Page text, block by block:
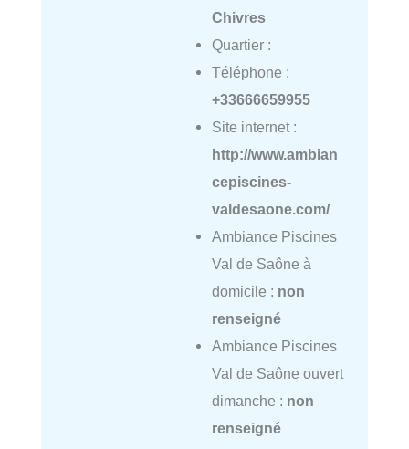
Chivres
Quartier :
Téléphone :
+33666659955
Site internet :
http://www.ambian
cepiscines-
valdesaone.com/
Ambiance Piscines
Val de Saône à
domicile : non
renseigné
Ambiance Piscines
Val de Saône ouvert
dimanche : non
renseigné